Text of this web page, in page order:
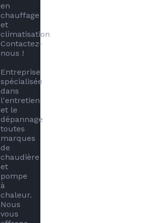
en
chauffage
et
climatisation
Contactez-
nous !
Entreprise
spécialisée
dans
l'entretien
et le
dépannage
toutes
marques
de
chaudière
et
pompe
à
chaleur.
Nous
vous